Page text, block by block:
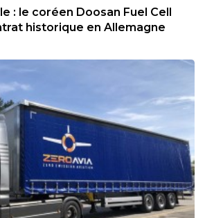
: le coréen Doosan Fuel Cell
historique en Allemagne